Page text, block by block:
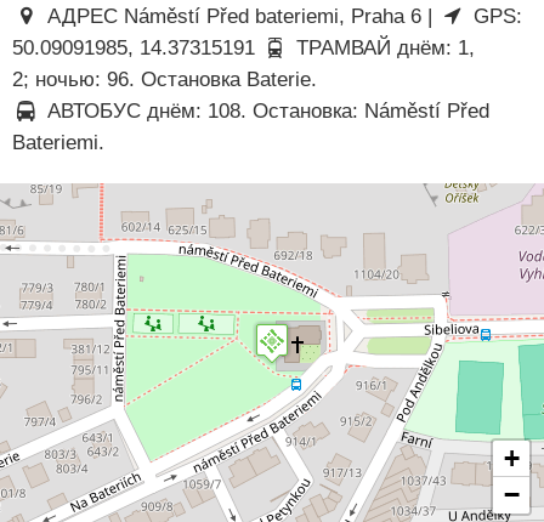
АДРЕС Náměstí Před bateriemi, Praha 6 |
GPS:
50.09091985, 14.37315191
ТРАМВАЙ днём: 1,
2; ночью: 96. Остановка Baterie.
АВТОБУС днём: 108. Остановка: Náměstí Před
Bateriemi.
+
−